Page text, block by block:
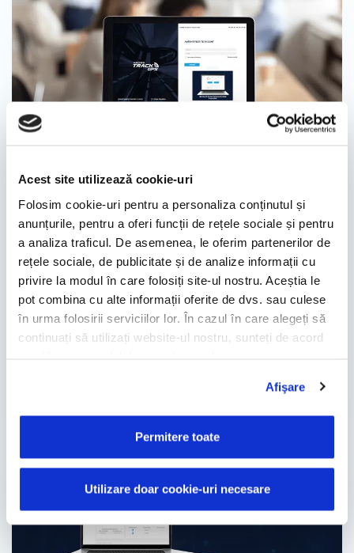
Acest site utilizează cookie-uri
Folosim cookie-uri pentru a personaliza conținutul și
anunțurile, pentru a oferi funcții de rețele sociale și pentru
a analiza traficul. De asemenea, le oferim partenerilor de
rețele sociale, de publicitate și de analize informații cu
privire la modul în care folosiți site-ul nostru. Aceștia le
pot combina cu alte informații oferite de dvs. sau culese
în urma folosirii serviciilor lor. În cazul în care alegeți să
continuați să utilizați website-ul nostru, sunteți de acord
Afişare
Permitere toate
Utilizare doar cookie-uri necesare
DE CE SĂ ALEGI TRACKGPS?
Viziunea noastră este să ajutăm companiile cu
flotă auto să își gestioneze mai bine parcul de
vehicule, de aceea alegerile pe care le facem
sunt întotdeauna gândite cu scopul de a
eficientiza activitatea clienților și a partenerilor
noștri, dar și cu scopul de a oferi servicii
premium din punct de vedere operațional,